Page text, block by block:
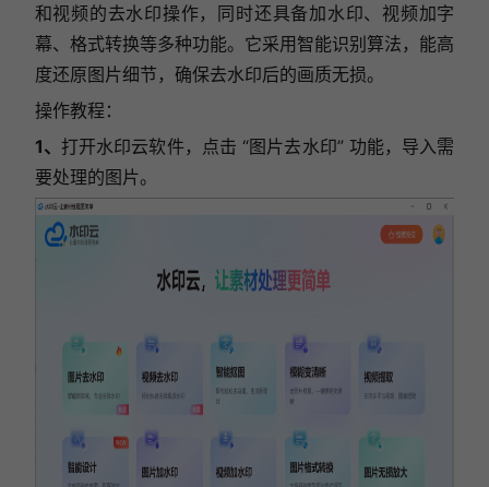
和视频的去水印操作，同时还具备加水印、视频加字
幕、格式转换等多种功能。它采用智能识别算法，能高
度还原图片细节，确保去水印后的画质无损。
操作教程：
1、 打开水印云软件，点击 “图片去水印” 功能，导入需
要处理的图片。